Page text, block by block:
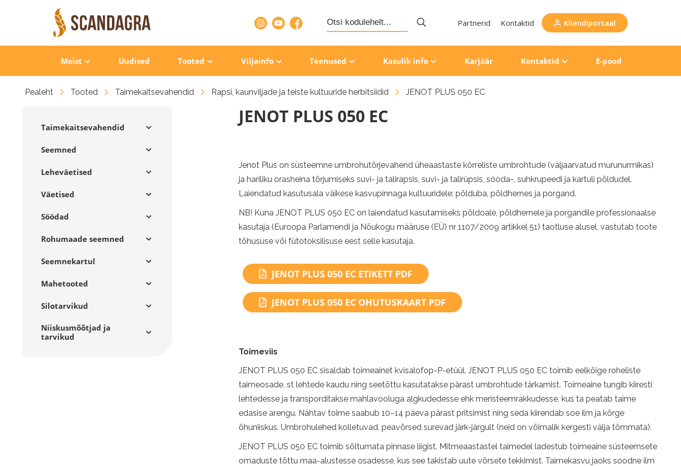
Search
for: Partnerid Kontaktid Kliendiportaal
Meist Uudised Tooted Viljainfo Teenused Kasulik info Karjäär Kontaktid E-pood
Pealeht Tooted Taimekaitsevahendid Rapsi, kaunviljade ja teiste kultuuride herbitsiidid JENOT PLUS 050 EC
Taimekaitsevahendid
Seemned
Leheväetised
Väetised
Söödad
Rohumaade seemned
Seemnekartul
Mahetooted
Silotarvikud
Niiskusmõõtjad ja
tarvikud
JENOT PLUS 050 EC
Jenot Plus on süsteemne umbrohutõrjevahend üheaastaste kõrreliste umbrohtude (väljaarvatud murunurmikas)
ja hariliku orasheina tõrjumiseks suvi- ja talirapsis, suvi- ja talirüpsis, sööda-, suhkrupeedi ja kartuli põldudel.
Laiendatud kasutusala väikese kasvupinnaga kultuuridele: põlduba, põldhernes ja porgand.
NB! Kuna JENOT PLUS 050 EC on laiendatud kasutamiseks põldoale, põldhernele ja porgandile professionaalse
kasutaja (Euroopa Parlamendi ja Nõukogu määruse (EÜ) nr 1107/2009 artikkel 51) taotluse alusel, vastutab toote
tõhususe või fütotoksilisuse eest selle kasutaja.
JENOT PLUS 050 EC ETIKETT PDF
JENOT PLUS 050 EC OHUTUSKAART PDF
Toimeviis
JENOT PLUS 050 EC sisaldab toimeainet kvisalofop-P-etüül. JENOT PLUS 050 EC toimib eelkõige roheliste
taimeosade, st lehtede kaudu ning seetõttu kasutatakse pärast umbrohtude tärkamist. Toimeaine tungib kiiresti
lehtedesse ja transporditakse mahlavooluga algkudedesse ehk meristeemrakkudesse, kus ta peatab taime
edasise arengu. Nähtav toime saabub 10–14 päeva pärast pritsimist ning seda kiirendab soe ilm ja kõrge
õhuniiskus. Umbrohulehed kolletuvad, peavõrsed surevad järk-järgult (neid on võimalik kergesti välja tõmmata).
JENOT PLUS 050 EC toimib sõltumata pinnase liigist. Mitmeaastastel taimedel ladestub toimeaine süsteemsete
omaduste tõttu maa-alustesse osadesse, kus see takistab uute võrsete tekkimist. Taimekasvu jaoks soodne ilm